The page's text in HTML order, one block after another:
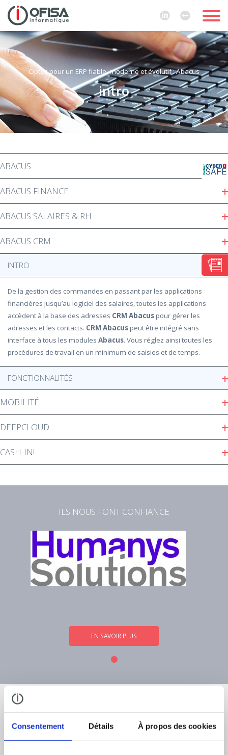
Consentement Détails À propos des cookies
Optez pour un ERP fiable, moderne et évolutif : Abacus
intro
ABACUS
ABACUS FINANCE
ABACUS SALAIRES & RH
ABACUS CRM
INTRO
De la gestion des commandes en passant par les applications
financières jusqu’au logiciel des salaires, toutes les applications
accèdent à la base des adresses CRM Abacuspour gérer les
adresses et les contacts. CRM Abacuspeut être intégré sans
interface à tous les modules Abacus. Vous réglez ainsi toutes les
procédures de travail en un minimum de saisies et de temps.
FONCTIONNALITÉS
MOBILITÉ
DEEPCLOUD
CASH-IN!
ILS NOUS FONT CONFIANCE
EN SAVOIR PLUS
PRENEZ CONTACT AVEC L´UN DE NOS EXPERTS